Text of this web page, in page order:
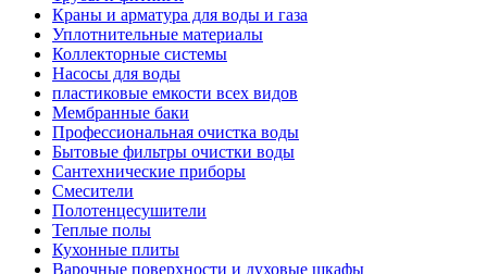
Краны и арматура для воды и газа
Уплотнительные материалы
Коллекторные системы
Насосы для воды
пластиковые емкости всех видов
Мембранные баки
Профессиональная очистка воды
Бытовые фильтры очистки воды
Сантехнические приборы
Смесители
Полотенцесушители
Теплые полы
Кухонные плиты
Варочные поверхности и духовые шкафы